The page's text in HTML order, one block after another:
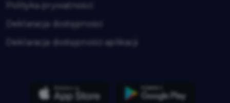
Polityka prywatności
Deklaracja dostępności
Deklaracja dostępności aplikacji